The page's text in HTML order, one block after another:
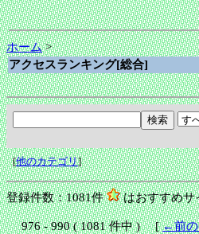
ホーム>
アクセスランキング[総合]
[他のカテゴリ]
登録件数：1081件 はおすすめサ
976 - 990 ( 1081 件中 ) [←前の